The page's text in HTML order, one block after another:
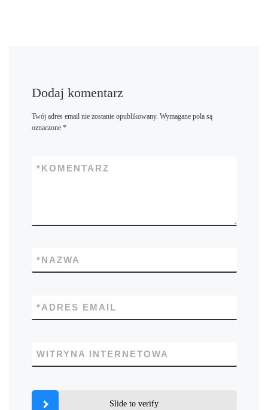
Dodaj komentarz
Twój adres email nie zostanie opublikowany. Wymagane pola są
oznaczone *
KOMENTARZ
*
NAZWA
*
ADRES EMAIL
*
WITRYNA INTERNETOWA
Slide to verify